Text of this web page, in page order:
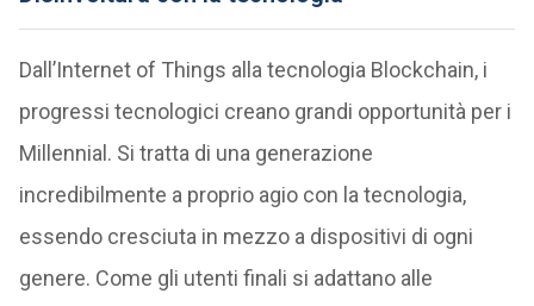
Dall’Internet of Things alla tecnologia Blockchain, i
progressi tecnologici creano grandi opportunità per i
Millennial. Si tratta di una generazione
incredibilmente a proprio agio con la tecnologia,
essendo cresciuta in mezzo a dispositivi di ogni
genere. Come gli utenti finali si adattano alle